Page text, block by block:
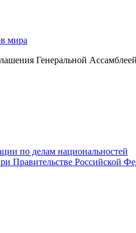
мира
Генеральной
по делам национальностей
Правительстве Российской